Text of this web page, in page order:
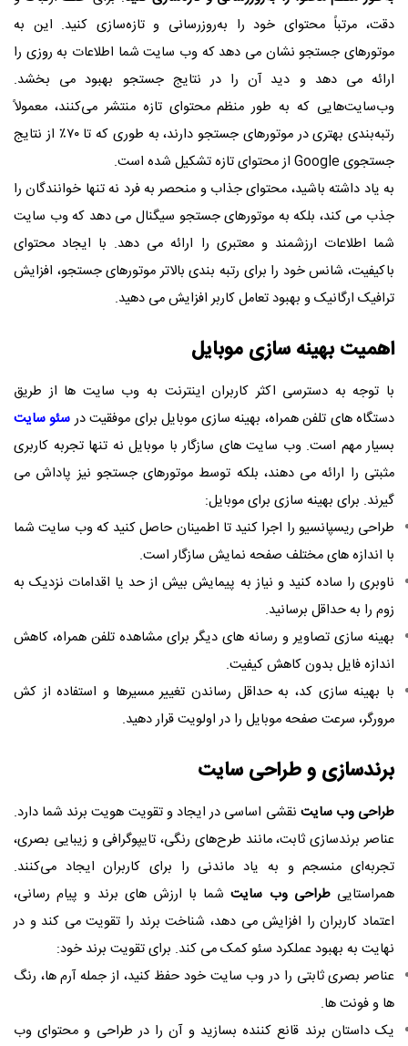
دقت، مرتباً محتوای خود را به‌روزرسانی و تازه‌سازی کنید. این به
موتورهای جستجو نشان می دهد که وب سایت شما اطلاعات به روزی را
ارائه می دهد و دید آن را در نتایج جستجو بهبود می بخشد.
وب‌سایت‌هایی که به طور منظم محتوای تازه منتشر می‌کنند، معمولاً
رتبه‌بندی بهتری در موتورهای جستجو دارند، به طوری که تا ۷۰٪ از نتایج
جستجوی Google از محتوای تازه تشکیل شده است.
به یاد داشته باشید، محتوای جذاب و منحصر به فرد نه تنها خوانندگان را
جذب می کند، بلکه به موتورهای جستجو سیگنال می دهد که وب سایت
شما اطلاعات ارزشمند و معتبری را ارائه می دهد. با ایجاد محتوای
باکیفیت، شانس خود را برای رتبه بندی بالاتر موتورهای جستجو، افزایش
ترافیک ارگانیک و بهبود تعامل کاربر افزایش می دهید.
اهمیت بهینه سازی موبایل
با توجه به دسترسی اکثر کاربران اینترنت به وب سایت ها از طریق
دستگاه های تلفن همراه، بهینه سازی موبایل برای موفقیت درسئو سایت
بسیار مهم است. وب سایت های سازگار با موبایل نه تنها تجربه کاربری
مثبتی را ارائه می دهند، بلکه توسط موتورهای جستجو نیز پاداش می
گیرند. برای بهینه سازی برای موبایل:
طراحی ریسپانسیو را اجرا کنید تا اطمینان حاصل کنید که وب سایت شما
با اندازه های مختلف صفحه نمایش سازگار است.
ناوبری را ساده کنید و نیاز به پیمایش بیش از حد یا اقدامات نزدیک به
زوم را به حداقل برسانید.
بهینه سازی تصاویر و رسانه های دیگر برای مشاهده تلفن همراه، کاهش
اندازه فایل بدون کاهش کیفیت.
با بهینه سازی کد، به حداقل رساندن تغییر مسیرها و استفاده از کش
مرورگر، سرعت صفحه موبایل را در اولویت قرار دهید.
برندسازی وطراحی سایت
طراحی وب سایت نقشی اساسی در ایجاد و تقویت هویت برند شما دارد.
عناصر برندسازی ثابت، مانند طرح‌های رنگی، تایپوگرافی و زیبایی بصری،
تجربه‌ای منسجم و به یاد ماندنی را برای کاربران ایجاد می‌کنند.
همراستاییطراحی وب سایتشما با ارزش های برند و پیام رسانی،
اعتماد کاربران را افزایش می دهد، شناخت برند را تقویت می کند و در
نهایت به بهبود عملکرد سئو کمک می کند. برای تقویت برند خود:
عناصر بصری ثابتی را در وب سایت خود حفظ کنید، از جمله آرم ها، رنگ
ها و فونت ها.
یک داستان برند قانع کننده بسازید و آن را در طراحی و محتوای وب